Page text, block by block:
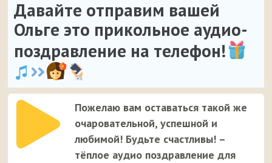
Давайте отправим вашей
Ольге это прикольное аудио-
поздравление на телефон!
Пожелаю вам оставаться такой же
очаровательной, успешной и
любимой! Будьте счастливы! –
тёплое аудио поздравление для